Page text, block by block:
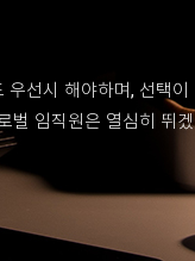
선시 해야하며, 선택이
벌 임직원은 열심히 뛰겠